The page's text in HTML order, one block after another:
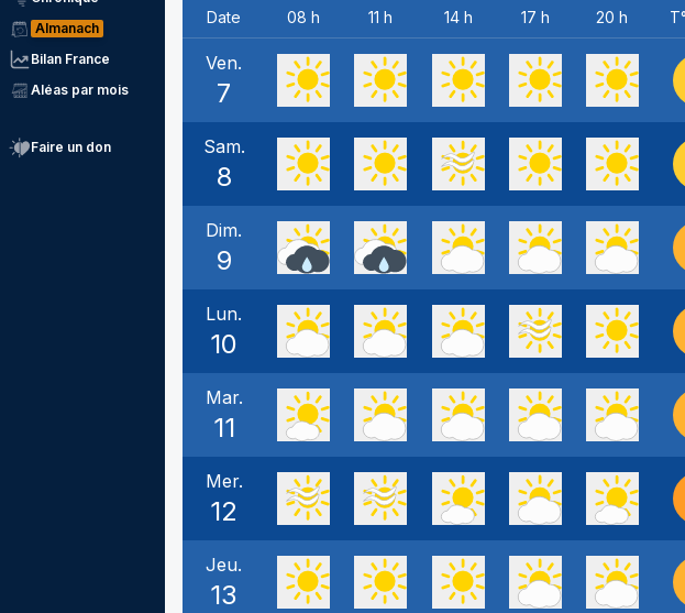
Almanach
Bilan France
Aléas par mois
Faire un don
Date 08 h 11 h 14 h 17 h 20 h
Ven.
7
Sam.
8
Dim.
9
Lun.
10
Mar.
11
Mer.
12
Jeu.
13